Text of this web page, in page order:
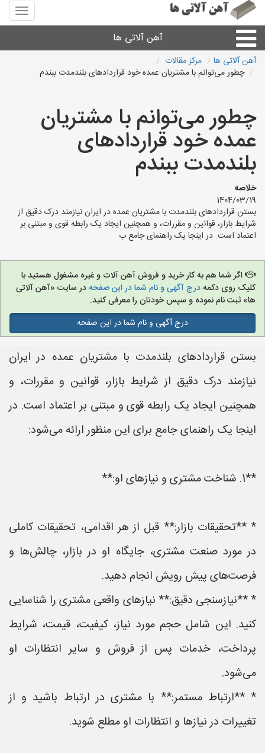
منوی
سایت
آلاتی
آهن آلاتی ها
میلگرد نبشی،مفتول
لوله و اتصالات
سایر آهن آلات
آهن آلاتی های شهرها
آهن آلاتی ها
مرکز مقالات
چطور می‌توانم با مشتریان عمده خود قراردادهای بلندمدت ببندم
چطور می‌توانم با مشتریان
عمده خود قراردادهای
بلندمدت ببندم
خلاصه
1404/03/19
بستن قراردادهای بلندمدت با مشتریان عمده در ایران نیازمند درک دقیق از
شرایط بازار، قوانین و مقررات، و همچنین ایجاد یک رابطه قوی و مبتنی بر
اعتماد است. در اینجا یک راهنمای جامع ب
اگر شما هم به کار خرید و فروش آهن آلات و غیره مشغول هستید با
کلیک روی دکمهدرج آگهی و نام شما در این صفحهدر سایت «آهن آلاتی
ها» ثبت نام نموده و سپس خودتان را معرفی کنید.
درج آگهی و نام شما در این صفحه
بستن قراردادهای بلندمدت با مشتریان عمده در ایران
نیازمند درک دقیق از شرایط بازار، قوانین و مقررات، و
همچنین ایجاد یک رابطه قوی و مبتنی بر اعتماد است. در
اینجا یک راهنمای جامع برای این منظور ارائه می‌شود:
**1. شناخت مشتری و نیازهای او:**
* **تحقیقات بازار:** قبل از هر اقدامی، تحقیقات کاملی
در مورد صنعت مشتری، جایگاه او در بازار، چالش‌ها و
فرصت‌های پیش رویش انجام دهید.
* **نیازسنجی دقیق:** نیازهای واقعی مشتری را شناسایی
کنید. این شامل حجم مورد نیاز، کیفیت، قیمت، شرایط
پرداخت، خدمات پس از فروش و سایر انتظارات او
می‌شود.
* **ارتباط مستمر:** با مشتری در ارتباط باشید و از
تغییرات در نیازها و انتظارات او مطلع شوید.